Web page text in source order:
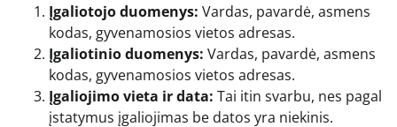
Įgaliotojo duomenys: Vardas, pavardė, asmens
kodas, gyvenamosios vietos adresas.
Įgaliotinio duomenys: Vardas, pavardė, asmens
kodas, gyvenamosios vietos adresas.
Įgaliojimo vieta ir data: Tai itin svarbu, nes pagal
įstatymus įgaliojimas be datos yra niekinis.